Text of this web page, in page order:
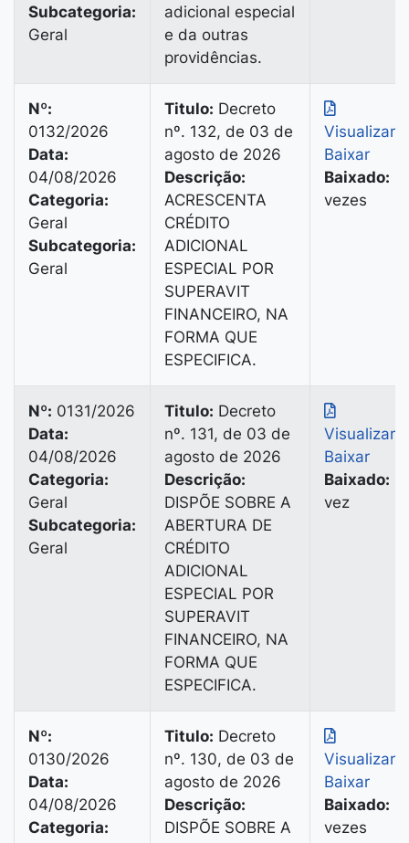
Subcategoria:
Geral
adicional especial
e da outras
providências.
Nº:
0132/2026
Data:
04/08/2026
Categoria:
Geral
Subcategoria:
Geral
Titulo: Decreto
nº. 132, de 03 de
agosto de 2026
Descrição:
ACRESCENTA
CRÉDITO
ADICIONAL
ESPECIAL POR
SUPERAVIT
FINANCEIRO, NA
FORMA QUE
ESPECIFICA.
Visualizar
Baixar
Baixado:
vezes
Nº: 0131/2026
Data:
04/08/2026
Categoria:
Geral
Subcategoria:
Geral
Titulo: Decreto
nº. 131, de 03 de
agosto de 2026
Descrição:
DISPÕE SOBRE A
ABERTURA DE
CRÉDITO
ADICIONAL
ESPECIAL POR
SUPERAVIT
FINANCEIRO, NA
FORMA QUE
ESPECIFICA.
Visualizar
Baixar
Baixado:
vez
Nº:
0130/2026
Data:
04/08/2026
Categoria:
Titulo: Decreto
nº. 130, de 03 de
agosto de 2026
Descrição:
DISPÕE SOBRE A
Visualizar
Baixar
Baixado:
vezes